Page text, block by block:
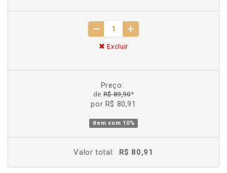
Excluir
Preço:
deR$ 89,90*
por R$ 80,91
item com 10%
Valor total: R$ 80,91